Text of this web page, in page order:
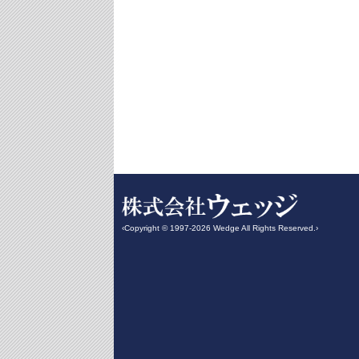
‹Copyright © 1997-2026 Wedge All Rights Reserved.›